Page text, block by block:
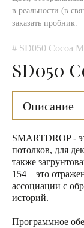
в реальности (в
заказать пробник.
# SD050 Cocoa
SD050
Описание
SMARTDROP -
потолков, для
также
154 – это
ассоциации с
историй.
Программное